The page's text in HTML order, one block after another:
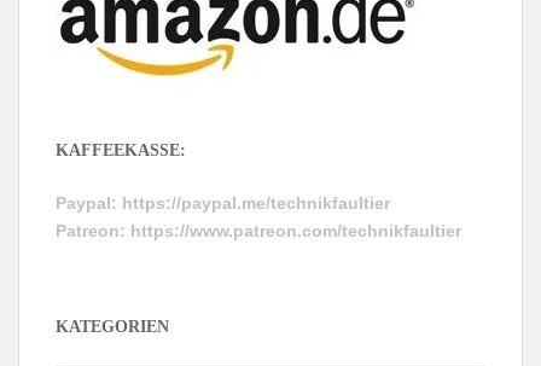
KAFFEEKASSE:
Paypal: https://paypal.me/technikfaultier
Patreon: https://www.patreon.com/technikfaultier
KATEGORIEN